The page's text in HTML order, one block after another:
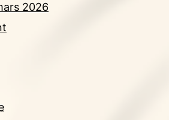
2026